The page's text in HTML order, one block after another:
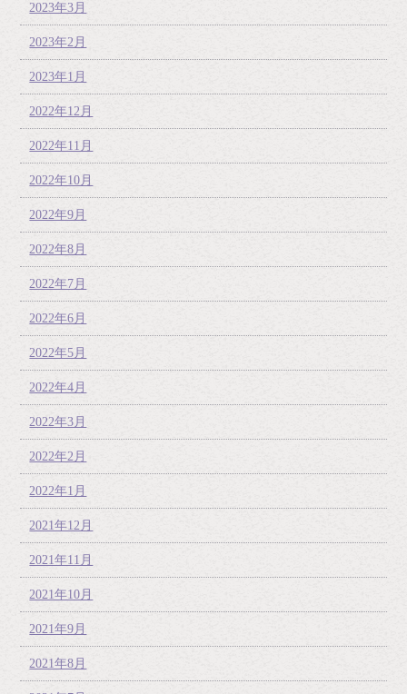
2023年3月
2023年2月
2023年1月
2022年12月
2022年11月
2022年10月
2022年9月
2022年8月
2022年7月
2022年6月
2022年5月
2022年4月
2022年3月
2022年2月
2022年1月
2021年12月
2021年11月
2021年10月
2021年9月
2021年8月